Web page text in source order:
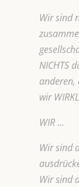
Wir sind
NICHTS
anderen,
wir
WIR …
Wir sind
Wir sind